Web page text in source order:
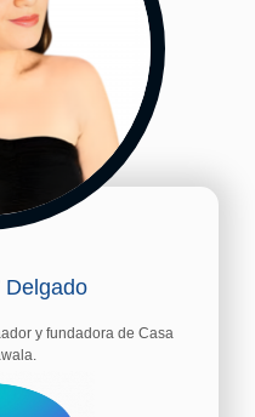
Delgado
y fundadora de Casa